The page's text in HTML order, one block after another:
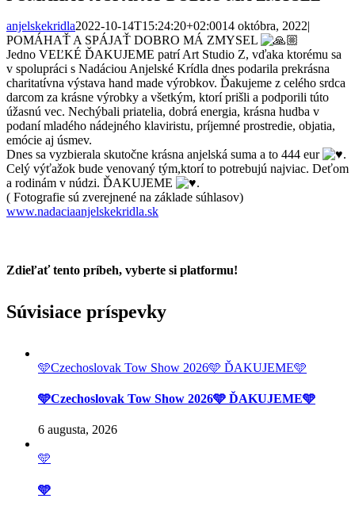
anjelskekridla2022-10-14T15:24:20+02:0014 októbra, 2022|
POMÁHAŤ A SPÁJAŤ DOBRO MÁ ZMYSEL
Jedno VEĽKÉ ĎAKUJEME patrí Art Studio Z, vďaka ktorému sa
v spolupráci s Nadáciou Anjelské Krídla dnes podarila prekrásna
charitatívna výstava hand made výrobkov. Ďakujeme z celého srdca
darcom za krásne výrobky a všetkým, ktorí prišli a podporili túto
úžasnú vec. Nechýbali priatelia, dobrá energia, krásna hudba v
podaní mladého nádejného klaviristu, príjemné prostredie, objatia,
emócie aj úsmev.
Dnes sa vyzbierala skutočne krásna anjelská suma a to 444 eur
.
Celý výťažok bude venovaný tým,ktorí to potrebujú najviac. Deťom
a rodinám v núdzi. ĎAKUJEME
.
( Fotografie sú zverejnené na základe súhlasov)
www.nadaciaanjelskekridla.sk
Zdieľať tento príbeh, vyberte si platformu!
Súvisiace príspevky
🩵Czechoslovak Tow Show 2026🩵 ĎAKUJEME🩵
🩵Czechoslovak Tow Show 2026🩵 ĎAKUJEME🩵
6 augusta, 2026
🩵
🩵